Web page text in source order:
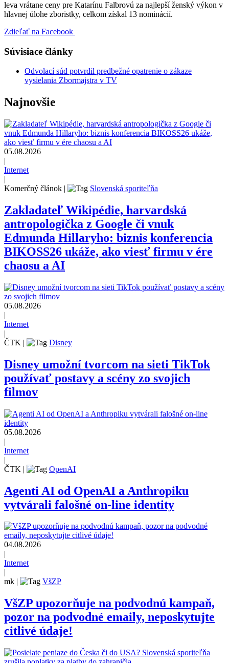
leva vrátane ceny pre Katarínu Falbrovú za najlepší ženský výkon v
hlavnej úlohe zboristky, celkom získal 13 nominácií.
Zdieľať na Facebook
Súvisiace články
Odvolací súd potvrdil predbežné opatrenie o zákaze
vysielania Zbormajstra v TV
Najnovšie
05.08.2026
|
Internet
|
Komerčný článok | Slovenská sporiteľňa
Zakladateľ Wikipédie, harvardská
antropologička z Google či vnuk
Edmunda Hillaryho: biznis konferencia
BIKOSS26 ukáže, ako viesť firmu v ére
chaosu a AI
05.08.2026
|
Internet
|
ČTK | Disney
Disney umožní tvorcom na sieti TikTok
používať postavy a scény zo svojich
filmov
05.08.2026
|
Internet
|
ČTK | OpenAI
Agenti AI od OpenAI a Anthropiku
vytvárali falošné on-line identity
04.08.2026
Internet
mk
VšZP
VšZP upozorňuje na podvodnú kampaň,
pozor na podvodné emaily, neposkytujte
citlivé údaje!